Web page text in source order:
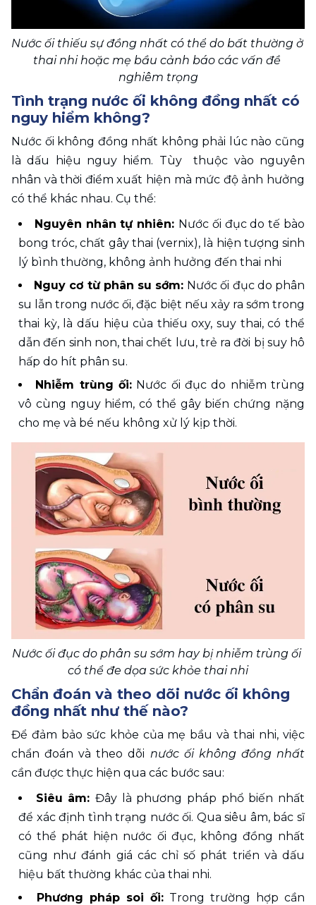
Nước ối thiếu sự đồng nhất có thể do bất thường ở
thai nhi hoặc mẹ bầu cảnh báo các vấn đề
nghiêm trọng
Tình trạng nước ối không đồng nhất có
nguy hiểm không?
Nước ối không đồng nhất không phải lúc nào cũng
là dấu hiệu nguy hiểm. Tùy  thuộc vào nguyên
nhân và thời điểm xuất hiện mà mức độ ảnh hưởng
có thể khác nhau. Cụ thể:
Nguyên nhân tự nhiên: Nước ối đục do tế bào
bong tróc, chất gây thai (vernix), là hiện tượng sinh
lý bình thường, không ảnh hưởng đến thai nhi
Nguy cơ từ phân su sớm: Nước ối đục do phân
su lẫn trong nước ối, đặc biệt nếu xảy ra sớm trong
thai kỳ, là dấu hiệu của thiếu oxy, suy thai, có thể
dẫn đến sinh non, thai chết lưu, trẻ ra đời bị suy hô
hấp do hít phân su.
Nhiễm trùng ối: Nước ối đục do nhiễm trùng
vô cùng nguy hiểm, có thể gây biến chứng nặng
cho mẹ và bé nếu không xử lý kịp thời.
Nước ối đục do phân su sớm hay bị nhiễm trùng ối
có thể đe dọa sức khỏe thai nhi
Chẩn đoán và theo dõi nước ối không
đồng nhất như thế nào?
Để đảm bảo sức khỏe của mẹ bầu và thai nhi, việc
chẩn đoán và theo dõi nước ối không đồng nhất
cần được thực hiện qua các bước sau:
Siêu âm: Đây là phương pháp phổ biến nhất
để xác định tình trạng nước ối. Qua siêu âm, bác sĩ
có thể phát hiện nước ối đục, không đồng nhất
cũng như đánh giá các chỉ số phát triển và dấu
hiệu bất thường khác của thai nhi.
Phương pháp soi ối: Trong trường hợp cần